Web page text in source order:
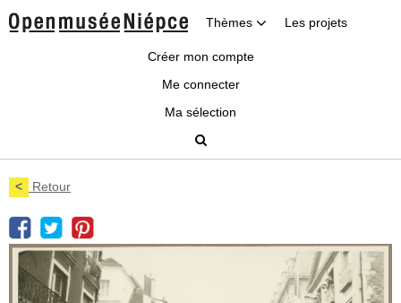
Thèmes Les projets
Créer mon compte
Me connecter
Ma sélection
< Retour